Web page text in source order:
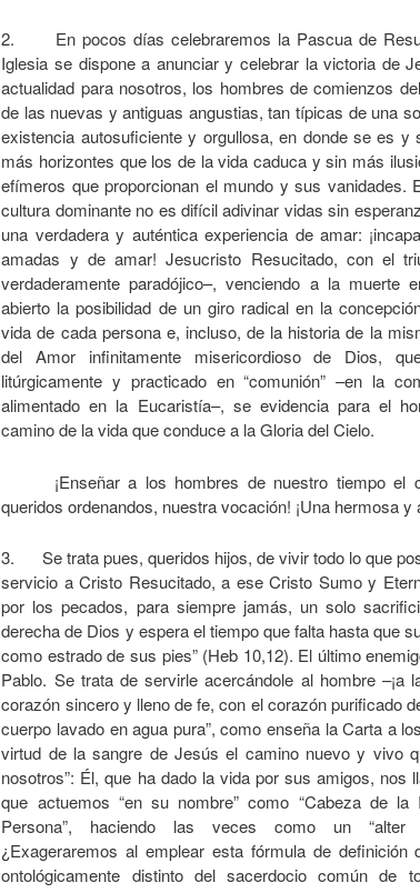
2. En pocos días celebraremos la Pascua de
Iglesia se dispone a anunciar y celebrar la victoria de
actualidad para nosotros, los hombres de comienzos
de las nuevas y antiguas angustias, tan típicas de una
existencia autosuficiente y orgullosa, en donde se es
más horizontes que los de la vida caduca y sin más
efímeros que proporcionan el mundo y sus vanidades.
cultura dominante no es difícil adivinar vidas sin
una verdadera y auténtica experiencia de amar:
amadas y de amar! Jesucristo Resucitado, con el
verdaderamente paradójico–, venciendo a la muerte
abierto la posibilidad de un giro radical en la
vida de cada persona e, incluso, de la historia de la
del Amor infinitamente misericordioso de Dios,
litúrgicamente y practicado en “comunión” –en la
alimentado en la Eucaristía–, se evidencia para el
camino de la vida que conduce a la Gloria del Cielo.
¡Enseñar a los hombres de nuestro tiempo el
queridos ordenandos, nuestra vocación! ¡Una hermosa
3. Se trata pues, queridos hijos, de vivir todo lo que
servicio a Cristo Resucitado, a ese Cristo Sumo y
por los pecados, para siempre jamás, un solo
derecha de Dios y espera el tiempo que falta hasta que
como estrado de sus pies” (Heb 10,12). El último
Pablo. Se trata de servirle acercándole al hombre –¡a
corazón sincero y lleno de fe, con el corazón purificado
cuerpo lavado en agua pura”, como enseña la Carta a
virtud de la sangre de Jesús el camino nuevo y vivo
nosotros”: Él, que ha dado la vida por sus amigos, nos
que actuemos “en su nombre” como “Cabeza de la
Persona”, haciendo las veces como un “alter
¿Exageraremos al emplear esta fórmula de definición
ontológicamente distinto del sacerdocio común de